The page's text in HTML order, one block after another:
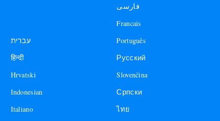
فارسی
Francais
עברית
हिन्दी
Hrvatski
Indonesian
Italiano
Português
Русский
Slovenčina
Српски
ไทย